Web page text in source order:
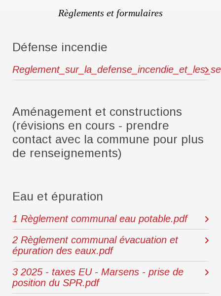
Règlements et formulaires
Défense incendie
Aménagement et constructions
(révisions en cours - prendre
contact avec la commune pour plus
de renseignements)
Eau et épuration
1 Règlement communal eau potable.pdf
2 Règlement communal évacuation et
épuration des eaux.pdf
3 2025 - taxes EU - Marsens - prise de
position du SPR.pdf